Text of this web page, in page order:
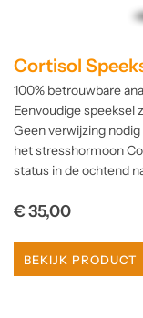
Cortisol
100% betrouwbare
Eenvoudige speeksel
Geen verwijzing
het stresshormoon
status in de ochtend
Normale
€ 35,00
BEKIJK PRODUCT